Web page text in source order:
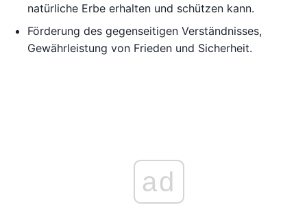
natürliche Erbe erhalten und schützen kann.
Förderung des gegenseitigen Verständnisses,
Gewährleistung von Frieden und Sicherheit.
ad